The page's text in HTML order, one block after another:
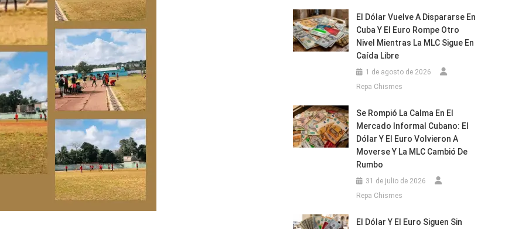
El Dólar Vuelve A Dispararse En
Cuba Y El Euro Rompe Otro
Nivel Mientras La MLC Sigue En
Caída Libre
1 de agosto de 2026
Repa Chismes
Se Rompió La Calma En El
Mercado Informal Cubano: El
Dólar Y El Euro Volvieron A
Moverse Y La MLC Cambió De
Rumbo
31 de julio de 2026
Repa Chismes
El Dólar Y El Euro Siguen Sin